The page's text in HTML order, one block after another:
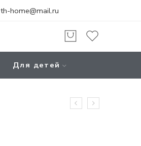
th-home@mail.ru
Для детей